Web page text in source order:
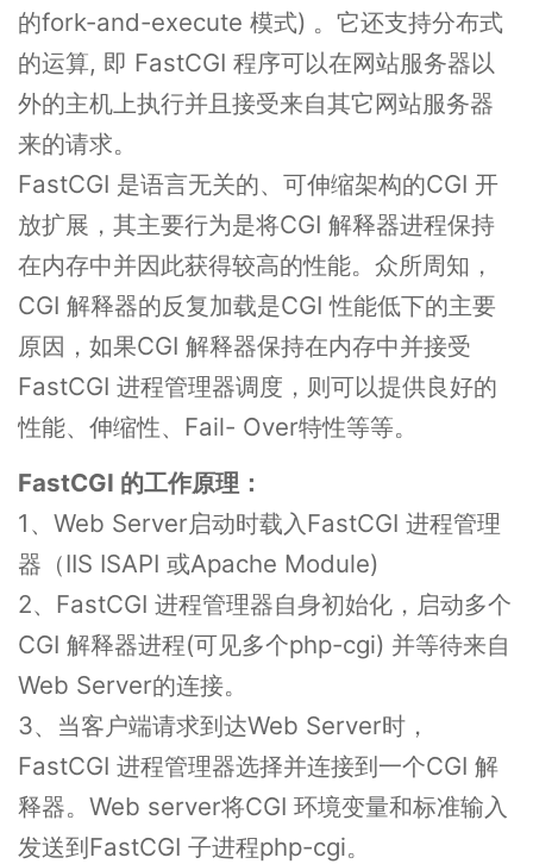
的fork-and-execute 模式) 。它还支持分布式
的运算, 即 FastCGI 程序可以在网站服务器以
外的主机上执行并且接受来自其它网站服务器
来的请求。
FastCGI 是语言无关的、可伸缩架构的CGI 开
放扩展，其主要行为是将CGI 解释器进程保持
在内存中并因此获得较高的性能。众所周知，
CGI 解释器的反复加载是CGI 性能低下的主要
原因，如果CGI 解释器保持在内存中并接受
FastCGI 进程管理器调度，则可以提供良好的
性能、伸缩性、Fail- Over特性等等。
FastCGI 的工作原理：
1、Web Server启动时载入FastCGI 进程管理
器（IIS ISAPI 或Apache Module)
2、FastCGI 进程管理器自身初始化，启动多个
CGI 解释器进程(可见多个php-cgi) 并等待来自
Web Server的连接。
3、当客户端请求到达Web Server时，
FastCGI 进程管理器选择并连接到一个CGI 解
释器。Web server将CGI 环境变量和标准输入
发送到FastCGI 子进程php-cgi。